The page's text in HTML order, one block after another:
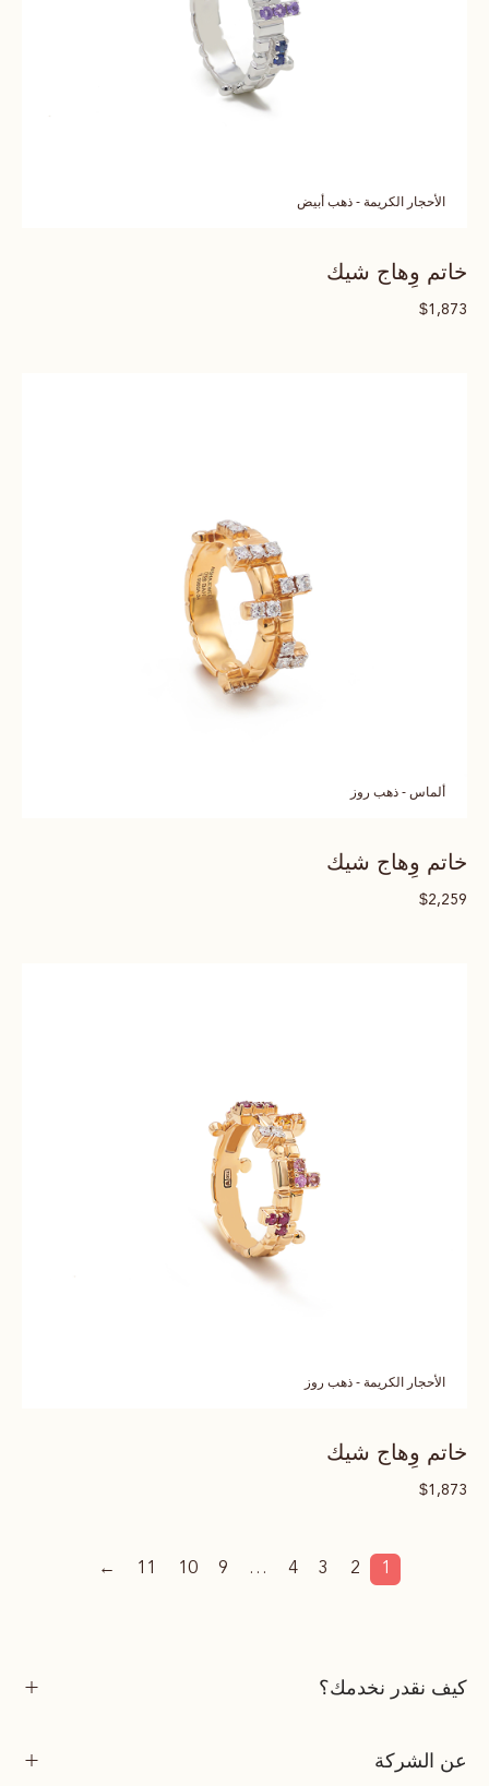
الأحجار الكريمة - ذهب أبيض
خاتم وِهاج شيك
$1,873
ألماس - ذهب روز
خاتم وِهاج شيك
$2,259
الأحجار الكريمة - ذهب روز
خاتم وِهاج شيك
$1,873
1
2
3
4
…
9
10
11
←
كيف نقدر نخدمك؟
عن الشركة